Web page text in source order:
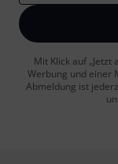
Mit Klick auf „Jetzt
Werbung und einer
Abmeldung ist